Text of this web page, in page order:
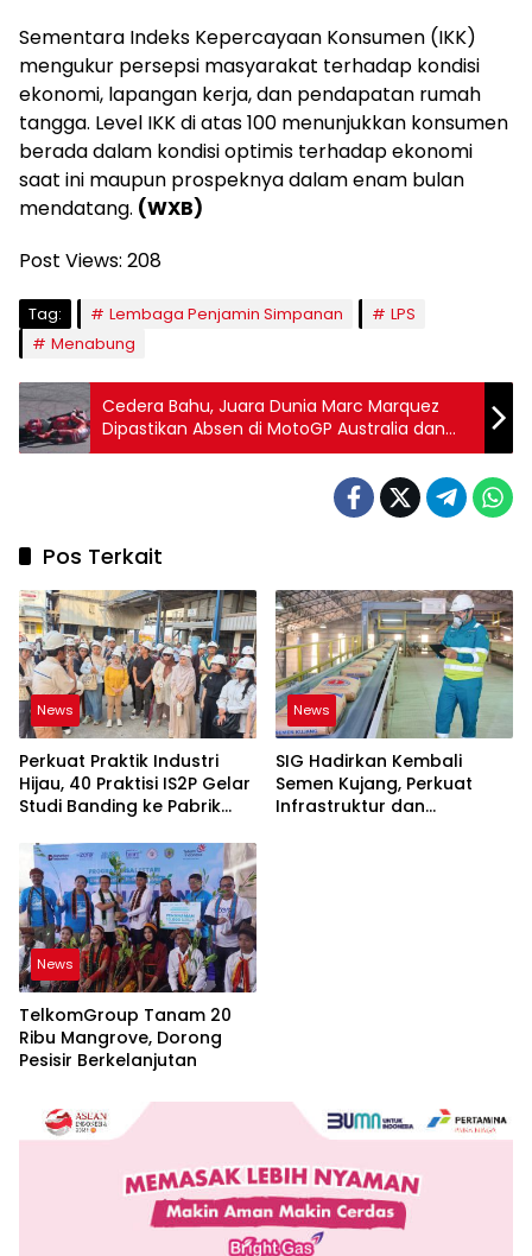
Sementara Indeks Kepercayaan Konsumen (IKK)
mengukur persepsi masyarakat terhadap kondisi
ekonomi, lapangan kerja, dan pendapatan rumah
tangga. Level IKK di atas 100 menunjukkan konsumen
berada dalam kondisi optimis terhadap ekonomi
saat ini maupun prospeknya dalam enam bulan
mendatang. (WXB)
Post Views: 208
Tag: Lembaga Penjamin Simpanan
LPS
Menabung
Cedera Bahu, Juara Dunia Marc Marquez
Dipastikan Absen di MotoGP Australia dan
Malaysia
Pos Terkait
News
Perkuat Praktik Industri
Hijau, 40 Praktisi IS2P Gelar
Studi Banding ke Pabrik
News
SIG Hadirkan Kembali
Semen Kujang, Perkuat
Infrastruktur dan
News
TelkomGroup Tanam 20
Ribu Mangrove, Dorong
Pesisir Berkelanjutan